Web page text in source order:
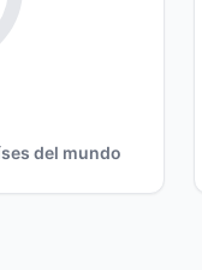
del mundo